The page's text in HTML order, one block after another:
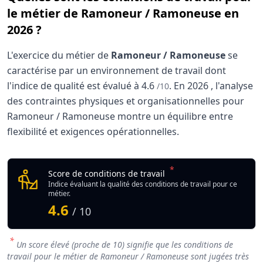
le métier de Ramoneur / Ramoneuse en
2026 ?
L'exercice du métier de Ramoneur / Ramoneusese
caractérise par un environnement de travail dont
l'indice de qualité est évalué à 4.6 /10. En 2026 , l'analyse
des contraintes physiques et organisationnelles pour
Ramoneur / Ramoneuse montre un équilibre entre
flexibilité et exigences opérationnelles.
Analyse des conditions de travail : Ramoneur /
Indicateur
Qualité globale de l'environnement Ramoneur /
Score de conditions de travail *
Indice évaluant la qualité des conditions de travail pour ce
métier.
4.6 / 10
* Un score élevé (proche de 10) signifie que les conditions de
travail pour le métier de Ramoneur / Ramoneuse sont jugées très